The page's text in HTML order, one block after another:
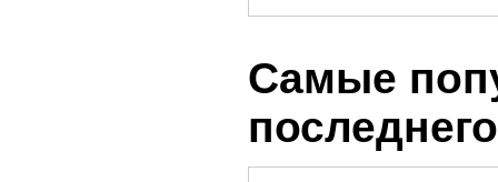
Самые